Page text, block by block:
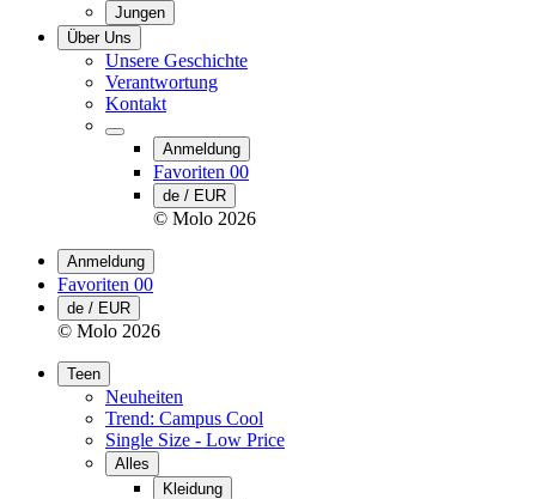
Jungen
Über Uns
Unsere Geschichte
Verantwortung
Kontakt
Anmeldung
Favoriten 00
de / EUR
© Molo 2026
Anmeldung
Favoriten 00
de / EUR
© Molo 2026
Teen
Neuheiten
Trend: Campus Cool
Single Size - Low Price
Alles
Kleidung